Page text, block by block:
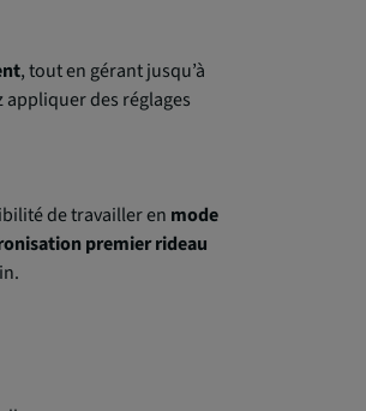
, tout en gérant jusqu’à
appliquer des réglages
de travailler en mode
premier rideau